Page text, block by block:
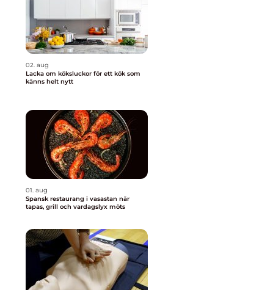
02. aug
Lacka om köksluckor för ett kök som
känns helt nytt
01. aug
Spansk restaurang i vasastan när
tapas, grill och vardagslyx möts